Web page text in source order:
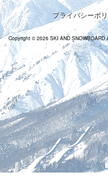
プライバシーポ
Copyright © 2026 SKI AND SNOWBOARD